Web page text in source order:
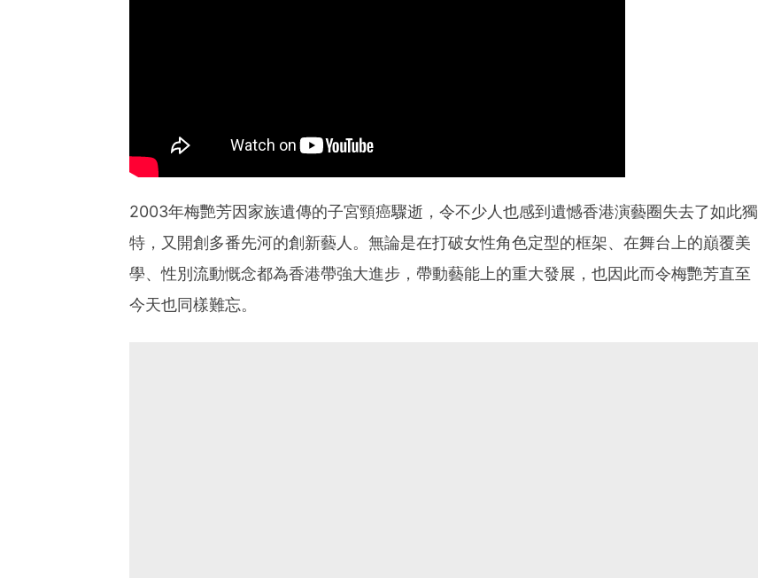
2003年梅艷芳因家族遺傳的子宮頸癌驟逝，令不少人也感到遺憾香港演藝圈失去了如此獨
特，又開創多番先河的創新藝人。無論是在打破女性角色定型的框架、在舞台上的巔覆美
學、性別流動慨念都為香港帶強大進步，帶動藝能上的重大發展，也因此而令梅艷芳直至
今天也同樣難忘。